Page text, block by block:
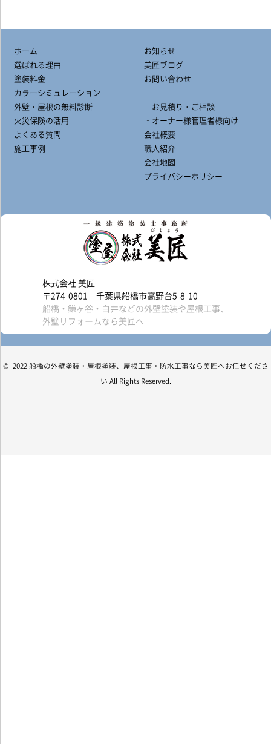
ホーム
選ばれる理由
塗装料金
カラーシミュレーション
外壁・屋根の無料診断
火災保険の活用
よくある質問
施工事例
お知らせ
美匠ブログ
お問い合わせ
‐お見積り・ご相談
‐オーナー様管理者様向け
会社概要
職人紹介
会社地図
プライバシーポリシー
株式会社 美匠
〒274-0801 千葉県船橋市高野台5-8-10
船橋・鎌ヶ谷・白井などの外壁塗装や屋根工事、
外壁リフォームなら美匠へ
© 2022 船橋の外壁塗装・屋根塗装、屋根工事・防水工事なら美匠へお任せくださ
い All Rights Reserved.